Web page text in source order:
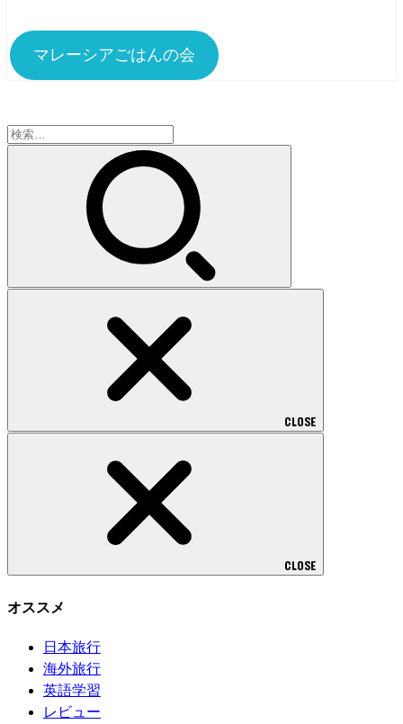
マレーシアごはんの会
検
CLOSE
CLOSE
オススメ
日本旅行
海外旅行
英語学習
レビュー